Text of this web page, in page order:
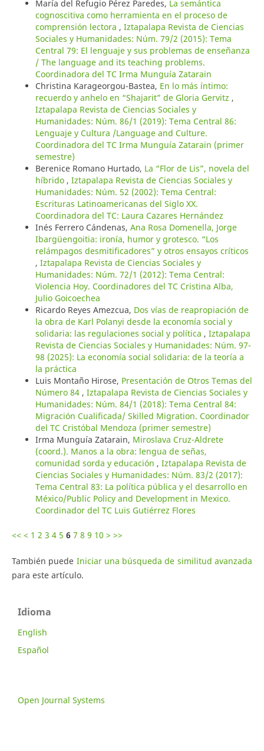
María del Refugio Pérez Paredes, La semántica
cognoscitiva como herramienta en el proceso de
comprensión lectora , Iztapalapa Revista de Ciencias
Sociales y Humanidades: Núm. 79/2 (2015): Tema
Central 79: El lenguaje y sus problemas de enseñanza
/ The language and its teaching problems.
Coordinadora del TC Irma Munguía Zatarain
Christina Karageorgou-Bastea, En lo más íntimo:
recuerdo y anhelo en “Shajarit” de Gloria Gervitz ,
Iztapalapa Revista de Ciencias Sociales y
Humanidades: Núm. 86/1 (2019): Tema Central 86:
Lenguaje y Cultura /Language and Culture.
Coordinadora del TC Irma Munguía Zatarain (primer
semestre)
Berenice Romano Hurtado, La “Flor de Lis”, novela del
híbrido , Iztapalapa Revista de Ciencias Sociales y
Humanidades: Núm. 52 (2002): Tema Central:
Escrituras Latinoamericanas del Siglo XX.
Coordinadora del TC: Laura Cazares Hernández
Inés Ferrero Cándenas, Ana Rosa Domenella, Jorge
Ibargüengoitia: ironía, humor y grotesco. “Los
relámpagos desmitificadores” y otros ensayos críticos
, Iztapalapa Revista de Ciencias Sociales y
Humanidades: Núm. 72/1 (2012): Tema Central:
Violencia Hoy. Coordinadores del TC Cristina Alba,
Julio Goicoechea
Ricardo Reyes Amezcua, Dos vías de reapropiación de
la obra de Karl Polanyi desde la economía social y
solidaria: las regulaciones social y política , Iztapalapa
Revista de Ciencias Sociales y Humanidades: Núm. 97-
98 (2025): La economía social solidaria: de la teoría a
la práctica
Luis Montaño Hirose, Presentación de Otros Temas del
Número 84 , Iztapalapa Revista de Ciencias Sociales y
Humanidades: Núm. 84/1 (2018): Tema Central 84:
Migración Cualificada/ Skilled Migration. Coordinador
del TC Cristóbal Mendoza (primer semestre)
Irma Munguía Zatarain, Miroslava Cruz-Aldrete
(coord.). Manos a la obra: lengua de señas,
comunidad sorda y educación , Iztapalapa Revista de
Ciencias Sociales y Humanidades: Núm. 83/2 (2017):
Tema Central 83: La política pública y el desarrollo en
México/Public Policy and Development in Mexico.
Coordinador del TC Luis Gutiérrez Flores
<< < 1 2 3 4 5 6 7 8 9 10 > >>
También puede Iniciar una búsqueda de similitud avanzada
para este artículo.
Idioma
English
Español
Open Journal Systems